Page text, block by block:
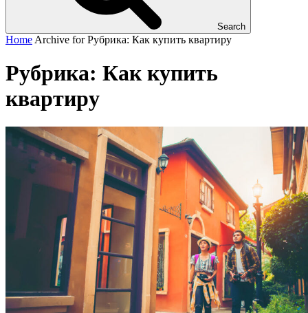
Search
Home Archive forРубрика: Как купить квартиру
Рубрика: Как купить
квартиру